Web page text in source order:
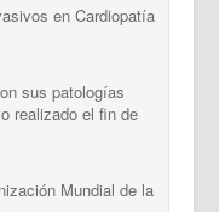
en Cardiopatía
sus patologías
realizado el fin de
Mundial de la